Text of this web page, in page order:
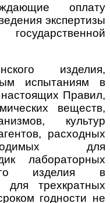
оплату
экспертизы
изделия,
испытаниям в
настоящих Правил,
веществ,
культур
расходных
для
лабораторных
изделия в
для трехкратных
годности не